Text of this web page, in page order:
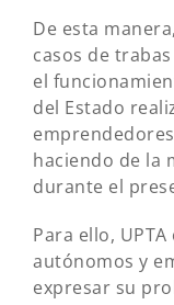
De esta
casos de
el
del Estado
haciendo de la
durante el
Para ello,
autónomos y
expresar su